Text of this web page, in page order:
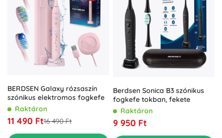
BERDSEN Galaxy rózsaszín
szónikus elektromos fogkefe
Raktáron
11 490 Ft16 490 Ft
Berdsen Sonica B3 szónikus
fogkefe tokban, fekete
Raktáron
9 950 Ft